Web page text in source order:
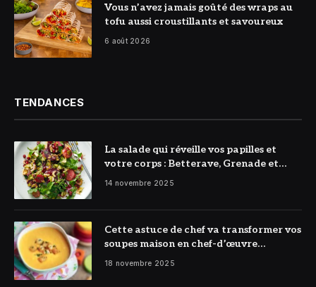
© DR
Vous n’avez jamais goûté des wraps au
tofu aussi croustillants et savoureux
6 août 2026
TENDANCES
La salade qui réveille vos papilles et
votre corps : Betterave, Grenade et
Citron à l’honneur
14 novembre 2025
Cette astuce de chef va transformer vos
soupes maison en chef-d’œuvre
réconfortant
18 novembre 2025